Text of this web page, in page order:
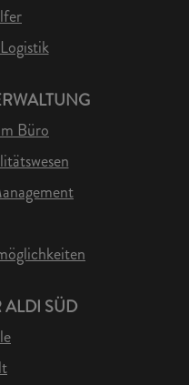
Büro
ALDI SÜD